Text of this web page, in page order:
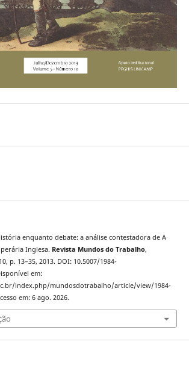
enquanto debate: a análise contestadora de A
Inglesa. Revista Mundos do Trabalho,
p. 13–35, 2013. DOI: 10.5007/1984-
em:
index.php/mundosdotrabalho/article/view/1984-
em: 6 ago. 2026.